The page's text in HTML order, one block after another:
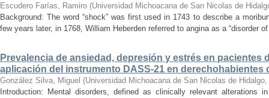
Escudero Farías, Ramiro (Universidad Michoacana de San Nicolas de
Background: The word “shock” was first used in 1743 to describe a
few years later, in 1768, William Heberden referred to angina as a “disorder
Prevalencia de ansiedad, depresión y estrés en pacientes
aplicación del instrumento DASS-21 en derechohabientes
González Silva, Miguel (Universidad Michoacana de San Nicolas de Hidalgo,
Introduction: Mental disorders, defined as clinically relevant alterations